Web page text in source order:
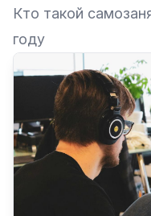
Кто такой
году